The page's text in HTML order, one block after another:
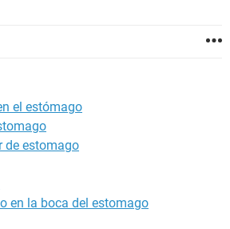
el estómago
de estomago
en la boca del estomago